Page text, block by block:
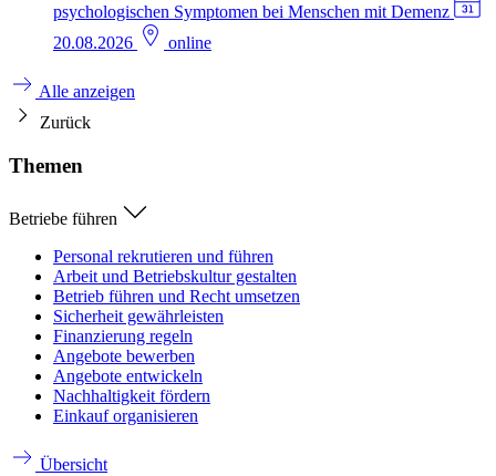
psychologischen Symptomen bei Menschen mit Demenz
20.08.2026
online
Alle anzeigen
Zurück
Themen
Betriebe führen
Personal rekrutieren und führen
Arbeit und Betriebskultur gestalten
Betrieb führen und Recht umsetzen
Sicherheit gewährleisten
Finanzierung regeln
Angebote bewerben
Angebote entwickeln
Nachhaltigkeit fördern
Einkauf organisieren
Übersicht